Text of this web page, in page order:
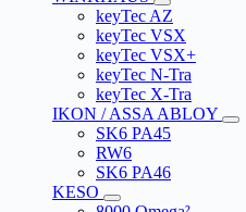
keyTec AZ
keyTec VSX
keyTec VSX+
keyTec N-Tra
keyTec X-Tra
IKON / ASSA ABLOY
SK6 PA45
RW6
SK6 PA46
KESO